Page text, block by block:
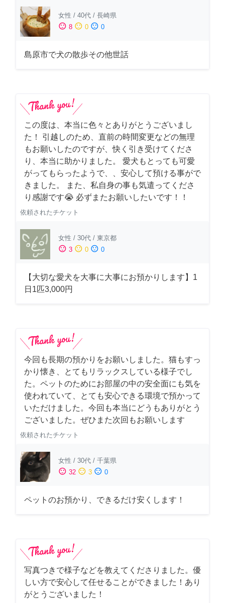
女性 / 40代 / 長崎県
sentiment_satisfied 8 sentiment_neutral 0 sentiment_dissatisfied 0
島原市で犬の散歩その他世話
この度は、本当に色々とありがとうございまし
た！ 引越しのため、直前の時間変更などの無理
もお願いしたのですが、快く引き受けてくださ
り、本当に助かりました。 愛犬もとっても可愛
がってもらったようで、、安心して預ける事がで
きました。 また、私自身の事も気遣ってくださ
り感謝です😭 必ずまたお願いしたいです！！
依頼されたチケット
女性 / 30代 / 東京都
sentiment_satisfied 3 sentiment_neutral 0 sentiment_dissatisfied 0
【大切な愛犬を大事に大事にお預かりします】1
日1匹3,000円
今回も長期の預かりをお願いしました。猫もすっ
かり懐き、とてもリラックスしている様子でし
た。ペットのためにお部屋の中の安全面にも気を
使われていて、とても安心できる環境で預かって
いただけました。今回も本当にどうもありがとう
ございました。ぜひまた次回もお願いします
依頼されたチケット
女性 / 30代 / 千葉県
sentiment_satisfied 32 sentiment_neutral 3 sentiment_dissatisfied 0
ペットのお預かり、できるだけ安くします！
写真つきで様子などを教えてくださりました。優
しい方で安心して任せることができました！あり
がとうございました！